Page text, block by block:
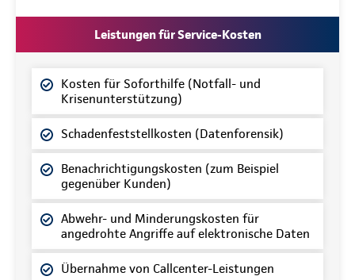
Leistungen für Service-Kosten
Kosten für Soforthilfe (Notfall- und
Krisenunterstützung)
Schadenfeststellkosten (Datenforensik)
Benachrichtigungskosten (zum Beispiel
gegenüber Kunden)
Abwehr- und Minderungskosten für
angedrohte Angriffe auf elektronische Daten
Übernahme von Callcenter-Leistungen